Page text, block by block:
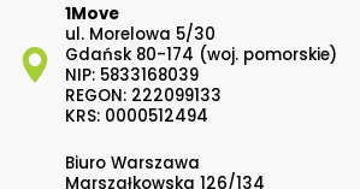
1Move
ul. Morelowa 5/30
Gdańsk 80-174 (woj. pomorskie)
NIP: 5833168039
REGON: 222099133
KRS: 0000512494
Biuro Warszawa
Marszałkowska 126/134